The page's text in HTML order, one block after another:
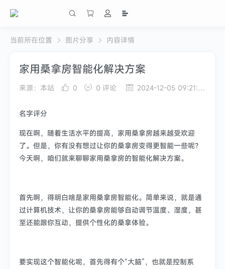
当前所在位置 图片分享 内容详情
家用桑拿房智能化解决方案
来源：本站 0 0 评论 2024-12-05 09:21:50
名字评分
现在啊，随着生活水平的提高，家用桑拿房越来越受欢迎
了。但是，你有没有想过让你的桑拿房变得更智能一些呢？
今天啊，咱们就来聊聊家用桑拿房的智能化解决方案。
首先啊，得明白啥是家用桑拿房智能化。简单来说，就是通
过计算机技术，让你的桑拿房能够自动调节温度、湿度，甚
至还能跟你互动，提供个性化的桑拿体验。
要实现这个智能化呢，首先得有个“大脑”，也就是控制系